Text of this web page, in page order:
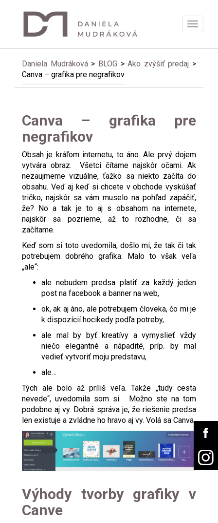
Daniela Mudráková> BLOG >Ako zvýšiť predaj >
Canva – grafika pre negrafikov
Canva – grafika pre
negrafikov
Obsah je kráľom internetu, to áno. Ale prvý dojem
vytvára obraz. Všetci čítame najskôr očami. Ak
nezaujmeme vizuálne, ťažko sa niekto začíta do
obsahu. Veď aj keď si chcete v obchode vyskúšať
tričko, najskôr sa vám muselo na pohľad zapáčiť,
že? No a tak je to aj s obsahom na internete,
najskôr sa pozrieme, až to rozhodne, či sa
začítame.
Keď som si toto uvedomila, došlo mi, že tak či tak
potrebujem dobrého grafika. Malo to však veľa
„ale“:
ale nebudem predsa platiť za každý jeden
post na facebook a banner na web,
ok, ak aj áno, ale potrebujem človeka, čo mi je
k dispozícií hocikedy podľa potreby,
ale mal by byť kreatívy a vymyslieť vždy
niečo elegantné a nápadité, príp. by mal
vedieť vytvoriť moju predstavu,
ale…
Tých ale bolo až príliš veľa. Takže „tudy cesta
nevede“, uvedomila som si. Možno ste na tom
podobne aj vy. Dobrá správa je, že riešenie predsa
len existuje a zvládne ho hravo aj vy. Volá sa Canva.
Výhody tvorby grafiky v
Canve